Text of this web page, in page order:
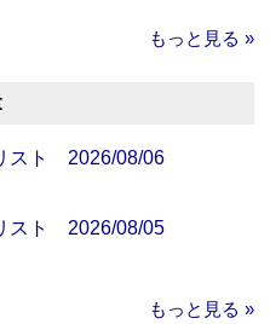
もっと見る »
スト 2026/08/06
スト 2026/08/05
もっと見る »